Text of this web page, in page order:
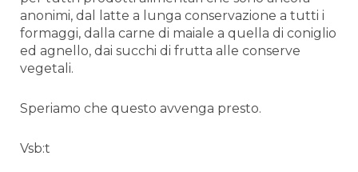
anonimi, dal latte a lunga conservazione a tutti i
formaggi, dalla carne di maiale a quella di coniglio
ed agnello, dai succhi di frutta alle conserve
vegetali.
Speriamo che questo avvenga presto.
Vsb:t